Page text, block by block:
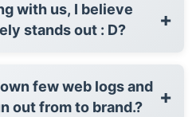
with us, I believe
stands out : D?
+
and
out from to brand.?
+